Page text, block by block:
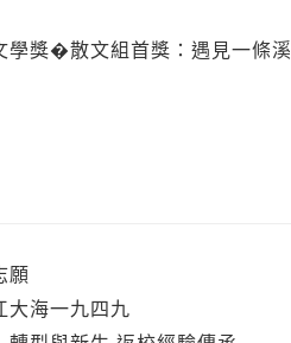
獎�散文組首獎：遇見一條溪
願
海一九四九